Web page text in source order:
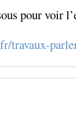
pour voir
travaux-